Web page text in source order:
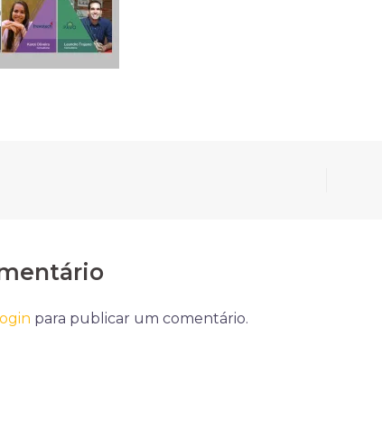
login para publicar um comentário.